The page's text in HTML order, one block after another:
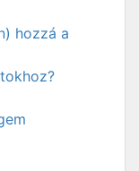
hozzá a